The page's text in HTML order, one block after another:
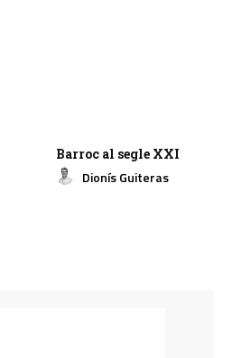
Barroc al segle XXI
Dionís Guiteras